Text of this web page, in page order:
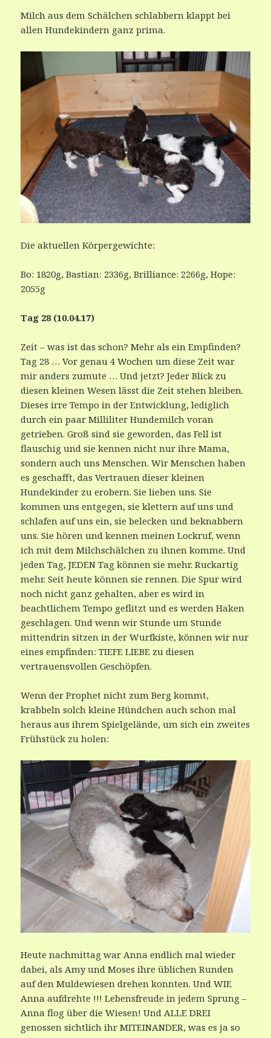
Milch aus dem Schälchen schlabbern klappt bei
allen Hundekindern ganz prima.
Die aktuellen Körpergewichte:
Bo: 1820g, Bastian: 2336g, Brilliance: 2266g, Hope:
2055g
Tag 28 (10.04.17)
Zeit – was ist das schon? Mehr als ein Empfinden?
Tag 28 … Vor genau 4 Wochen um diese Zeit war
mir anders zumute … Und jetzt? Jeder Blick zu
diesen kleinen Wesen lässt die Zeit stehen bleiben.
Dieses irre Tempo in der Entwicklung, lediglich
durch ein paar Milliliter Hundemilch voran
getrieben. Groß sind sie geworden, das Fell ist
flauschig und sie kennen nicht nur ihre Mama,
sondern auch uns Menschen. Wir Menschen haben
es geschafft, das Vertrauen dieser kleinen
Hundekinder zu erobern. Sie lieben uns. Sie
kommen uns entgegen, sie klettern auf uns und
schlafen auf uns ein, sie belecken und beknabbern
uns. Sie hören und kennen meinen Lockruf, wenn
ich mit dem Milchschälchen zu ihnen komme. Und
jeden Tag, JEDEN Tag können sie mehr. Ruckartig
mehr. Seit heute können sie rennen. Die Spur wird
noch nicht ganz gehalten, aber es wird in
beachtlichem Tempo geflitzt und es werden Haken
geschlagen. Und wenn wir Stunde um Stunde
mittendrin sitzen in der Wurfkiste, können wir nur
eines empfinden: TIEFE LIEBE zu diesen
vertrauensvollen Geschöpfen.
Wenn der Prophet nicht zum Berg kommt,
krabbeln solch kleine Hündchen auch schon mal
heraus aus ihrem Spielgelände, um sich ein zweites
Frühstück zu holen:
Heute nachmittag war Anna endlich mal wieder
dabei, als Amy und Moses ihre üblichen Runden
auf den Muldewiesen drehen konnten. Und WIE
Anna aufdrehte !!! Lebensfreude in jedem Sprung –
Anna flog über die Wiesen! Und ALLE DREI
genossen sichtlich ihr MITEINANDER, was es ja so